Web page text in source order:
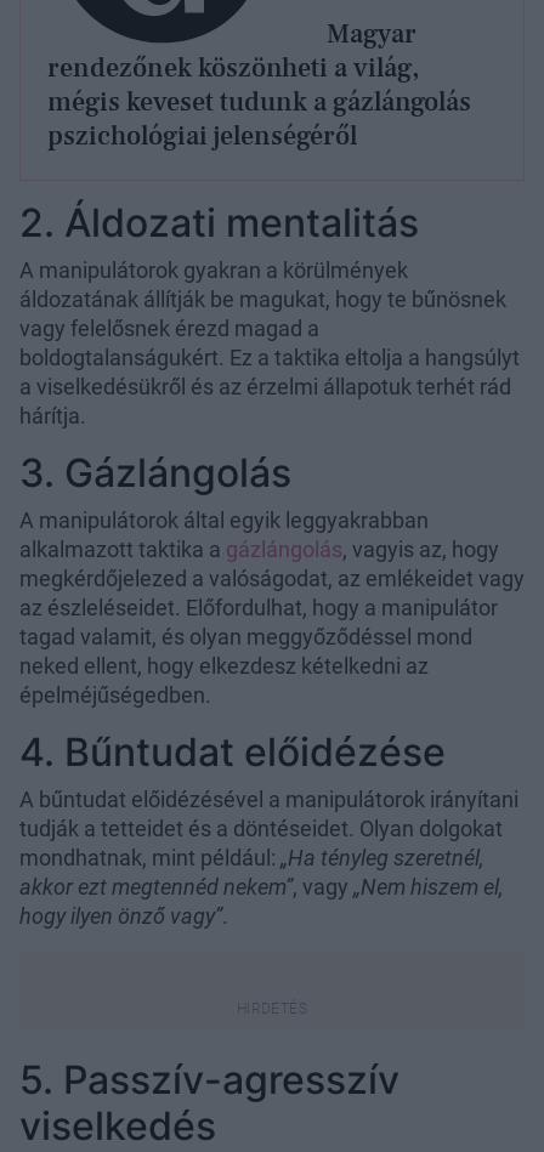
rendezőnek köszönheti a világ,
mégis keveset tudunk a gázlángolás
pszichológiai jelenségéről
2. Áldozati mentalitás
A manipulátorok gyakran a körülmények
áldozatának állítják be magukat, hogy te bűnösnek
vagy felelősnek érezd magad a
boldogtalanságukért. Ez a taktika eltolja a hangsúlyt
a viselkedésükről és az érzelmi állapotuk terhét rád
hárítja.
3. Gázlángolás
A manipulátorok által egyik leggyakrabban
alkalmazott taktika a gázlángolás, vagyis az, hogy
megkérdőjelezed a valóságodat, az emlékeidet vagy
az észleléseidet. Előfordulhat, hogy a manipulátor
tagad valamit, és olyan meggyőződéssel mond
neked ellent, hogy elkezdesz kételkedni az
épelméjűségedben.
4. Bűntudat előidézése
A bűntudat előidézésével a manipulátorok irányítani
tudják a tetteidet és a döntéseidet. Olyan dolgokat
mondhatnak, mint például: „Ha tényleg szeretnél,
akkor ezt megtennéd nekem”, vagy „Nem hiszem el,
hogy ilyen önző vagy”.
5. Passzív-agresszív
viselkedés